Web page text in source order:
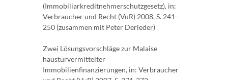
(Immobiliarkreditnehmerschutzgesetz), in:
Verbraucher und Recht (VuR) 2008, S. 241-
250 (zusammen mit Peter Derleder)
Zwei Lösungsvorschläge zur Malaise
haustürvermittelter
Immobilienfinanzierungen, in: Verbraucher